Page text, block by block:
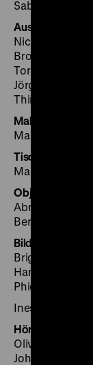
Sabina
Nicholas
Brosig, Christin
Torsten
Jörg Petzold,
Thimm, Gunnar
Malerarbeiten
Malermeister
Tischlerarbeiten
Max Leppinius
Objektmontage
Abrell & van
Berlin
Bildung und
Brigitte Vogel-
Hampel,
Phieler, Sarah
Ines Baginski,
Hörführung und
Oliver Kühne,
John Berwick